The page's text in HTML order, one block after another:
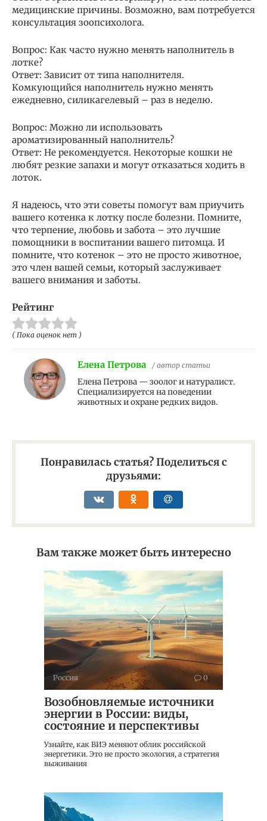
медицинские причины. Возможно, вам потребуется
консультация зоопсихолога.
Вопрос: Как часто нужно менять наполнитель в
лотке?
Ответ: Зависит от типа наполнителя.
Комкующийся наполнитель нужно менять
ежедневно, силикагелевый – раз в неделю.
Вопрос: Можно ли использовать
ароматизированный наполнитель?
Ответ: Не рекомендуется. Некоторые кошки не
любят резкие запахи и могут отказаться ходить в
лоток.
Я надеюсь, что эти советы помогут вам приучить
вашего котенка к лотку после болезни. Помните,
что терпение, любовь и забота – это лучшие
помощники в воспитании вашего питомца. И
помните, что котенок – это не просто животное,
это член вашей семьи, который заслуживает
вашего внимания и заботы.
Рейтинг
( Пока оценок нет )
Елена Петрова / автор статьи
Елена Петрова — зоолог и натуралист.
Специализируется на поведении
животных и охране редких видов.
Понравилась статья? Поделиться с
друзьями:
Вам также может быть интересно
Россия 0
Возобновляемые источники
энергии в России: виды,
состояние и перспективы
Узнайте, как ВИЭ меняют облик российской
энергетики. Это не просто экология, а стратегия
выживания